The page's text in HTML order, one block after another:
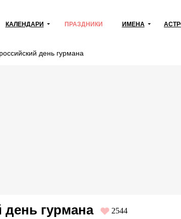
КАЛЕНДАРИ ПРАЗДНИКИ ИМЕНА
день гурмана
день гурмана 2544